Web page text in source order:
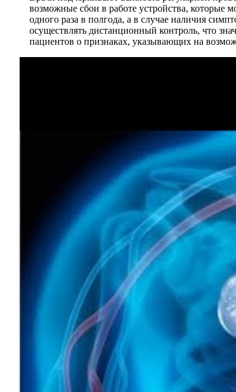
возможные сбои в работе устройства, которые
одного раза в полгода, а в случае наличия
осуществлять дистанционный контроль, что
пациентов о признаках, указывающих на